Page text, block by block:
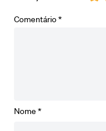
Comentário*
Nome *